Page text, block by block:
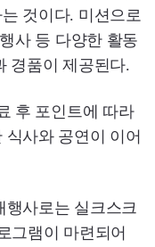
것이다. 미션으로
사 등 다양한 활동
경품이 제공된다.
후 포인트에 따라
사와 공연이 이어
사로는 실크스크
그램이 마련되어